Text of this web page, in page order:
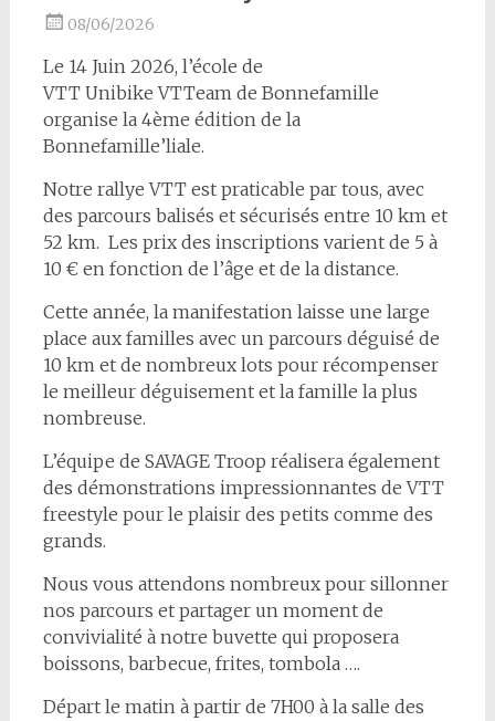
08/06/2026
Le 14 Juin 2026, l’école de
VTT Unibike VTTeam de Bonnefamille
organise la 4ème édition de la
Bonnefamille’liale.
Notre rallye VTT est praticable par tous, avec
des parcours balisés et sécurisés entre 10 km et
52 km. Les prix des inscriptions varient de 5 à
10 € en fonction de l’âge et de la distance.
Cette année, la manifestation laisse une large
place aux familles avec un parcours déguisé de
10 km et de nombreux lots pour récompenser
le meilleur déguisement et la famille la plus
nombreuse.
L’équipe de SAVAGE Troop réalisera également
des démonstrations impressionnantes de VTT
freestyle pour le plaisir des petits comme des
grands.
Nous vous attendons nombreux pour sillonner
nos parcours et partager un moment de
convivialité à notre buvette qui proposera
boissons, barbecue, frites, tombola ….
Départ le matin à partir de 7H00 à la salle des